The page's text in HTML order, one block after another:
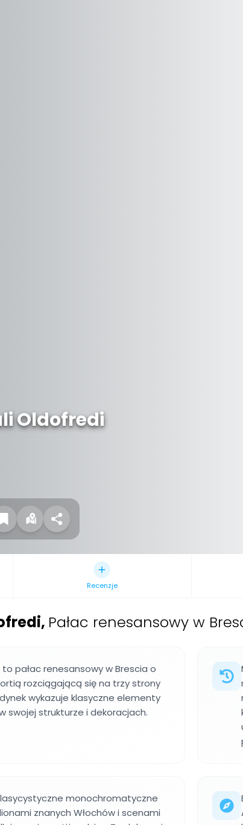
Oldofredi
Recenzje
, Pałac renesansowy w
pałac renesansowy w Brescia o
rozciągającą się na trzy strony
wykazuje klasyczne elementy
swojej strukturze i dekoracjach.
monochromatyczne
znanych Włochów i scenami